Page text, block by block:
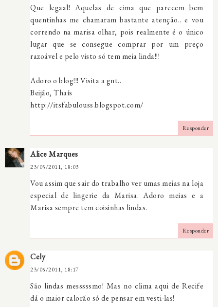
Que legaal! Aquelas de cima que parecem bem
quentinhas me chamaram bastante atenção.. e vou
correndo na marisa olhar, pois realmente é o único
lugar que se consegue comprar por um preço
razoável e pelo visto só tem meia linda!!!
Adoro o blog!!! Visita a gnt..
Beijão, Thaís
http://itsfabulouss.blogspot.com/
Responder
Alice Marques
23/05/2011, 18:03
Vou assim que sair do trabalho ver umas meias na loja
especial de lingerie da Marisa. Adoro meias e a
Marisa sempre tem coisinhas lindas.
Responder
Cely
23/05/2011, 18:17
São lindas messsssmo! Mas no clima aqui de Recife
dá o maior calorão só de pensar em vesti-las!